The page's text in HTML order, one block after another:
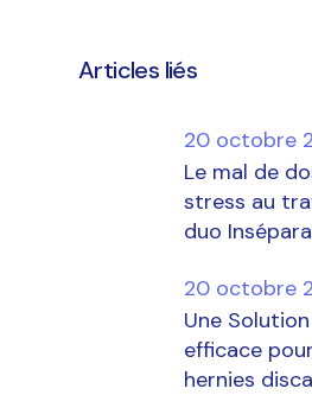
Articles liés
20 octobre
Le mal de
stress au
duo
20 octobre
Une Solution
efficace
hernies